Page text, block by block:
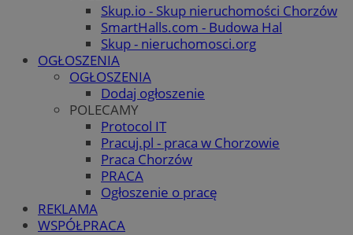
Skup.io - Skup nieruchomości Chorzów
SmartHalls.com - Budowa Hal
Skup - nieruchomosci.org
OGŁOSZENIA
OGŁOSZENIA
Dodaj ogłoszenie
POLECAMY
Protocol IT
Pracuj.pl - praca w Chorzowie
Praca Chorzów
PRACA
Ogłoszenie o pracę
REKLAMA
WSPÓŁPRACA